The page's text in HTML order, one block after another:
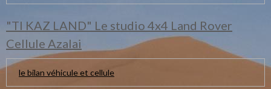
"TI KAZ LAND" Le studio 4x4 Land Rover
Cellule Azalai
le bilan véhicule et cellule